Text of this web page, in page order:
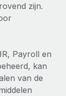
zijn.
Payroll en
kan
van de